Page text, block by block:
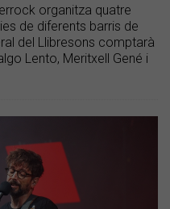
organitza quatre
de diferents barris de
del Llibresons comptarà
Lento, Meritxell Gené i